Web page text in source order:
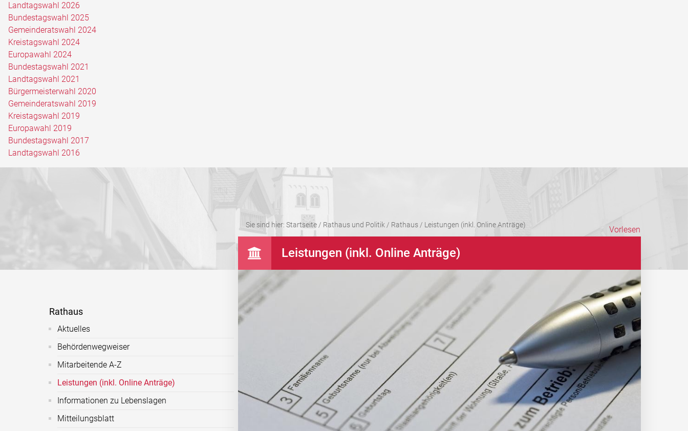
Landtagswahl 2026
Bundestagswahl 2025
Gemeinderatswahl 2024
Kreistagswahl 2024
Europawahl 2024
Bundestagswahl 2021
Landtagswahl 2021
Bürgermeisterwahl 2020
Gemeinderatswahl 2019
Kreistagswahl 2019
Europawahl 2019
Bundestagswahl 2017
Landtagswahl 2016
Sie sind hier: Startseite/ Rathaus und Politik / Rathaus/ Leistungen (inkl. Online Anträge) Vorlesen
Rathaus
Aktuelles
Behördenwegweiser
Mitarbeitende A-Z
Leistungen (inkl. Online Anträge)
Informationen zu Lebenslagen
Mitteilungsblatt
Leistungen (inkl. Online Anträge)